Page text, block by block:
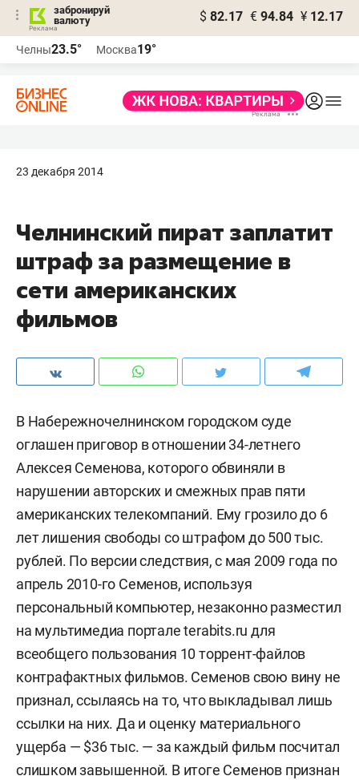
забронируй
валюту
$ 82.17 € 94.84 ¥ 12.17
Челны23.5° Москва19°
23 декабря 2014
Челнинский пират заплатит
штраф за размещение в
сети американских
фильмов
В Набережночелнинском городском суде
оглашен приговор в отношении 34-летнего
Алексея Семенова, которого обвиняли в
нарушении авторских и смежных прав пяти
американских телекомпаний. Ему грозило до 6
лет лишения свободы со штрафом до 500 тыс.
рублей. По версии следствия, с мая 2009 года по
апрель 2010-го Семенов, используя
персональный компьютер, незаконно разместил
на мультимедиа портале terabits.ru для
всеобщего пользования 10 торрент-файлов
контрафактных фильмов. Семенов свою вину не
признал, ссылаясь на то, что выкладывал лишь
ссылки на них. Да и оценку материального
ущерба — $36 тыс. — за каждый фильм посчитал
слишком завышенной. В итоге Семенов признан